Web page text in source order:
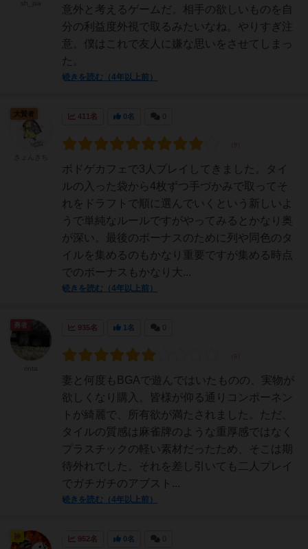
意外と考えるゲームだ。相手の欲しいものを自
分の利益度外視で取るみたいなね。やりすぎ注
意。僕はこれで友人に嫌な思いをさせてしまっ
た。
続きを読む（4年以上前）
411名 0名
ボドゲカフェで3人プレイしてきました。タイ
ルの入った袋から4枚ずつ手づかみで取ってそ
れをドラフトで順に選んでいくという新しいよ
うで単純なルールですがやってみるとかなり奥
が深い。最後のボーナスのために列や同色のタ
イルを集めるのもかなり重要ですが集める時点
でのボーナスもかなり大...
続きを読む（4年以上前）
大賢者
935名 1名
妻と何度もBGAで遊んではいたものの、実物が
欲しくなり購入。皆様が仰る通りコンポーネン
トが綺麗で、所有欲が満たされました。ただ、
タイルの質感は麻雀牌のような重厚感ではなく
プラスチックの軽い素材だったため、そこは期
待外れでした。それを差し引いても二人プレイ
でガチガチのアブスト...
続きを読む（4年以上前）
勇者
952名 0名
神